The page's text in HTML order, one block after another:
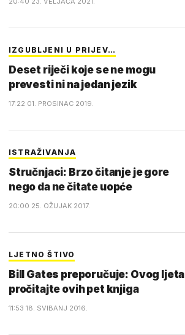
IZGUBLJENI U PRIJEV…
Deset riječi koje se ne mogu
prevesti ni na jedan jezik
17:22 01. PROSINAC 2019.
ISTRAŽIVANJA
Stručnjaci: Brzo čitanje je gore
nego da ne čitate uopće
20:00 25. OŽUJAK 2017.
LJETNO ŠTIVO
Bill Gates preporučuje: Ovog ljeta
pročitajte ovih pet knjiga
11:53 18. SVIBANJ 2016.